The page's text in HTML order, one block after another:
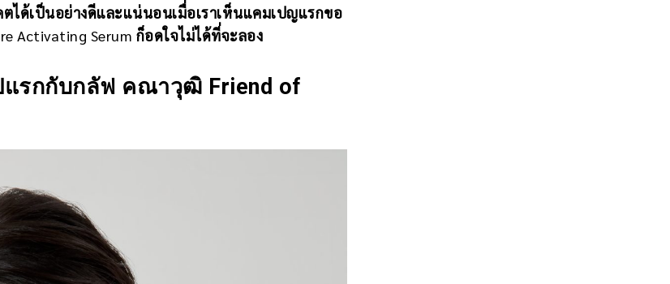
ด้เป็นอย่างดีและแน่นอนเมื่อเราเห็นแคมเปญแรกขอ
Activating Serum ก็อดใจไม่ได้ที่จะลอง
แรกกับกลัฟ คณาวุฒิ Friend of